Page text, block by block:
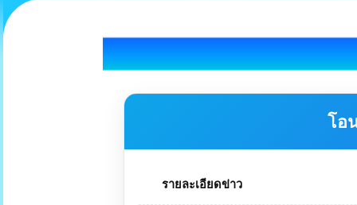
โอ
รายละเอียดข่าว